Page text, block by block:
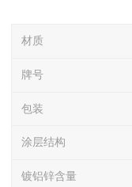
材质
牌号
包装
涂层结构
镀铝锌含量